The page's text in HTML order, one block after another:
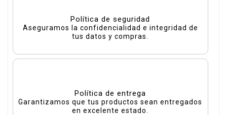
Política de seguridad
Aseguramos la confidencialidad e integridad de
tus datos y compras.
Política de entrega
Garantizamos que tus productos sean entregados
en excelente estado.